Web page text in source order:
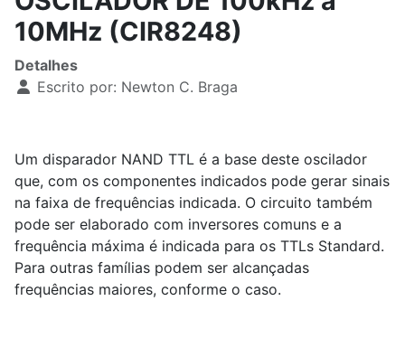
10MHz (CIR8248)
Detalhes
Escrito por: Newton C. Braga
Um disparador NAND TTL é a base deste oscilador
que, com os componentes indicados pode gerar sinais
na faixa de frequências indicada. O circuito também
pode ser elaborado com inversores comuns e a
frequência máxima é indicada para os TTLs Standard.
Para outras famílias podem ser alcançadas
frequências maiores, conforme o caso.